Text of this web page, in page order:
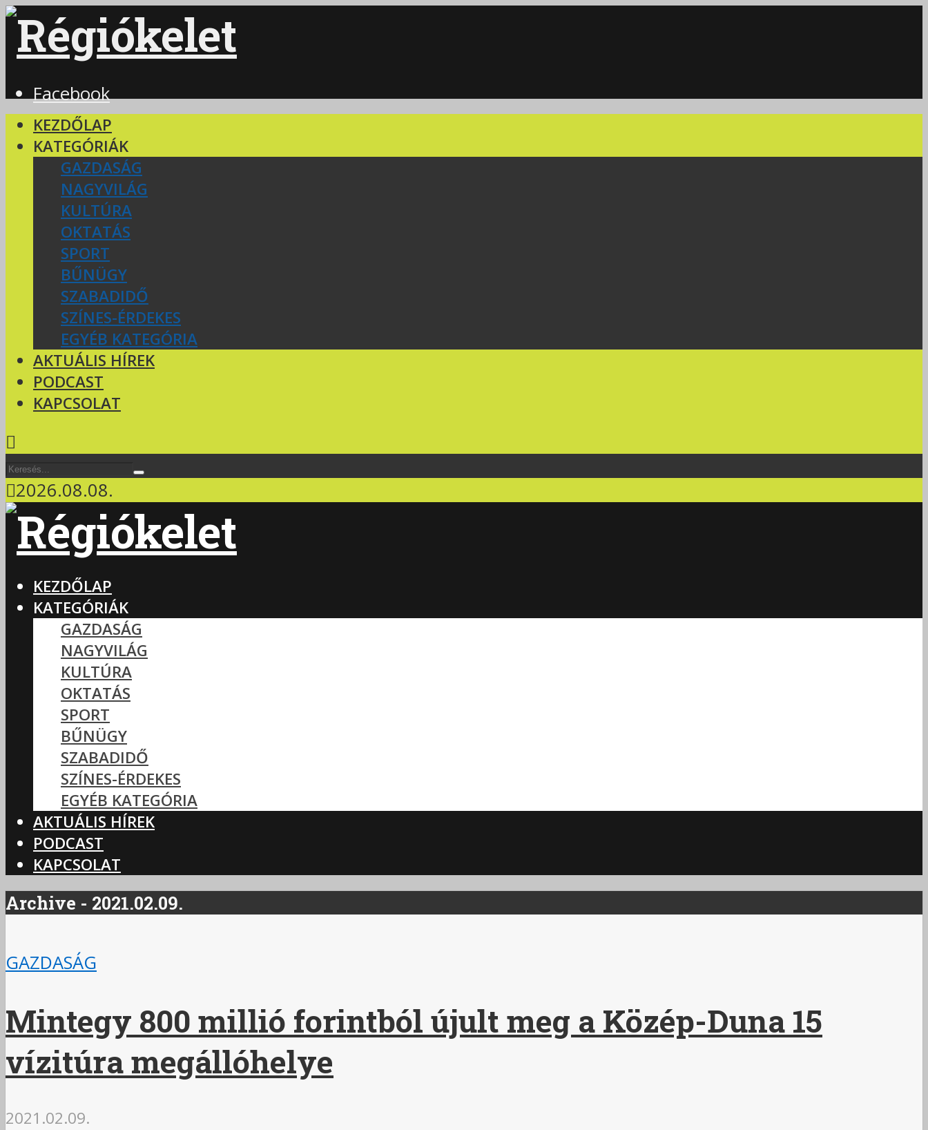
Facebook
KEZDŐLAP
KATEGÓRIÁK
GAZDASÁG
NAGYVILÁG
KULTÚRA
OKTATÁS
SPORT
BŰNÜGY
SZABADIDŐ
SZÍNES-ÉRDEKES
EGYÉB KATEGÓRIA
AKTUÁLIS HÍREK
PODCAST
KAPCSOLAT
2026.08.08.
KEZDŐLAP
KATEGÓRIÁK
GAZDASÁG
NAGYVILÁG
KULTÚRA
OKTATÁS
SPORT
BŰNÜGY
SZABADIDŐ
SZÍNES-ÉRDEKES
EGYÉB KATEGÓRIA
AKTUÁLIS HÍREK
PODCAST
KAPCSOLAT
Archive - 2021.02.09.
GAZDASÁG
Mintegy 800 millió forintból újult meg a Közép-Duna 15
vízitúra megállóhelye
2021.02.09.